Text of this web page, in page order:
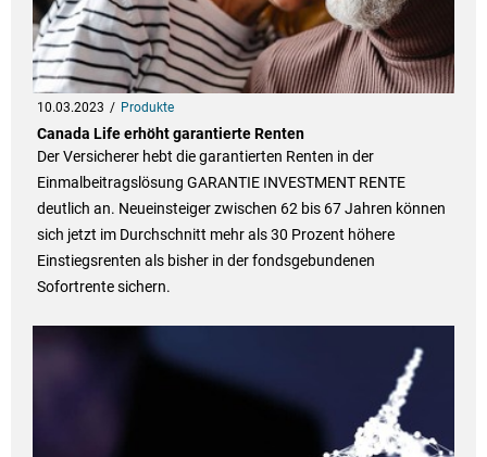
10.03.2023 Produkte
Canada Life erhöht garantierte Renten
Der Versicherer hebt die garantierten Renten in der
Einmalbeitragslösung GARANTIE INVESTMENT RENTE
deutlich an. Neueinsteiger zwischen 62 bis 67 Jahren können
sich jetzt im Durchschnitt mehr als 30 Prozent höhere
Einstiegsrenten als bisher in der fondsgebundenen
Sofortrente sichern.